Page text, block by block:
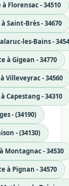
- 34510
Brès - 34670
les-Bains -
Gigean - 34770
- 34560
- 34310
- (34190)
- (34130)
- 34530
Pignan - 34570